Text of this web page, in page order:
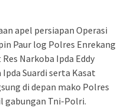
apel persiapan Operasi
Paur log Polres Enrekang
Narkoba Ipda Eddy
Ipda Suardi serta Kasat
di depan mako Polres
gabungan Tni-Polri.